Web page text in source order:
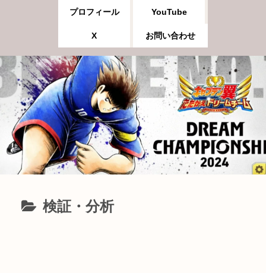
プロフィール YouTube
X お問い合わせ
検証・分析